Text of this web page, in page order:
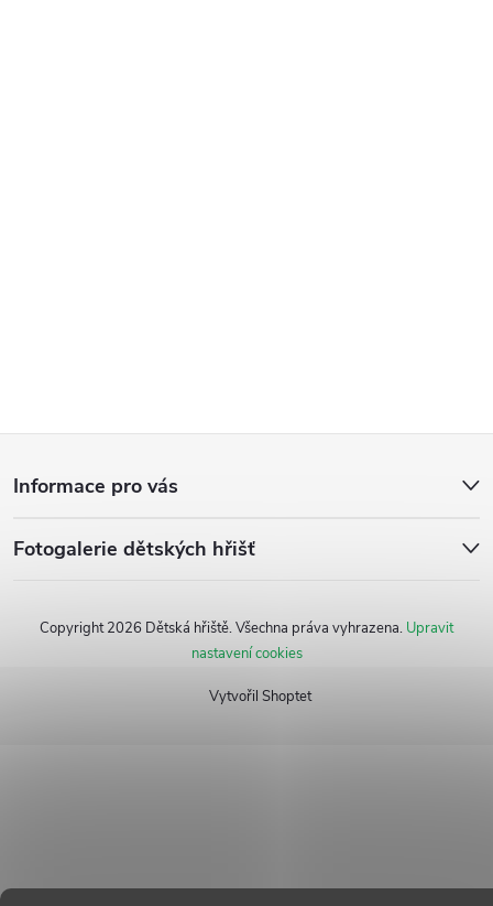
p
t
Informace pro vás
Fotogalerie dětských hřišť
Vytvořil Shoptet
Copyright 2026 Dětská hřiště. Všechna práva vyhrazena. Upravit
nastavení cookies